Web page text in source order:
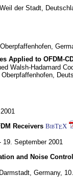
Weil der Stadt,
Oberpfaffenhofen,
Applied to OFDM-
Walsh-Hadamard
Oberpfaffenhofen,
Receivers BibTEX
19. September 2001
and Noise Control
Darmstadt, Germany,